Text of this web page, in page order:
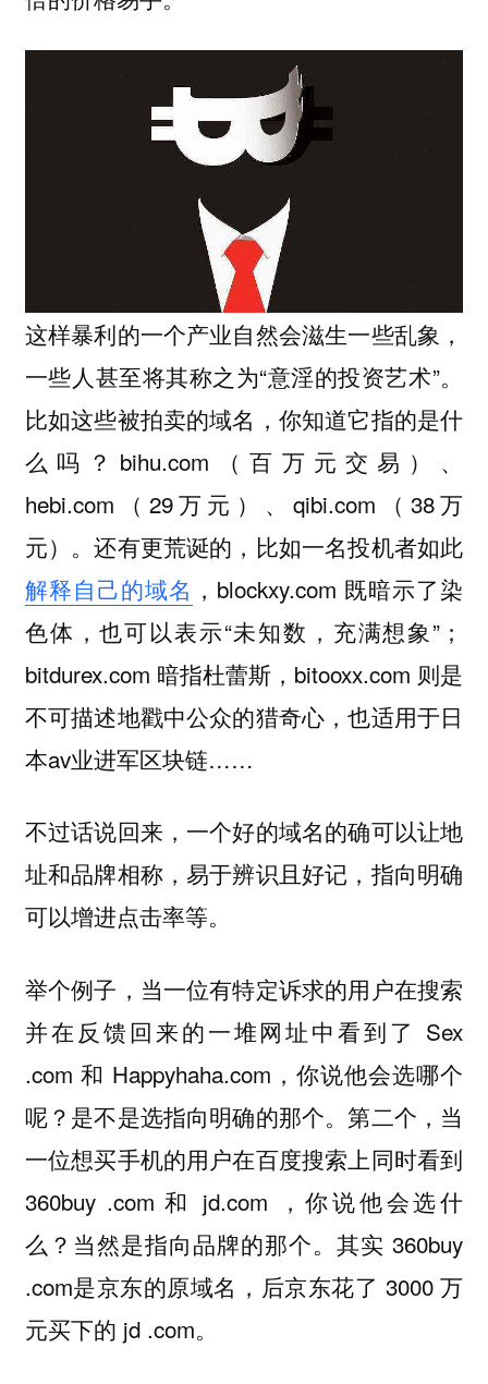
这样暴利的一个产业自然会滋生一些乱象，
一些人甚至将其称之为“意淫的投资艺术”。
比如这些被拍卖的域名，你知道它指的是什
么吗？bihu.com（百万元交易）、
hebi.com（29万元）、qibi.com（38万
元）。还有更荒诞的，比如一名投机者如此
解释自己的域名 ，blockxy.com 既暗示了染
色体，也可以表示“未知数，充满想象”；
bitdurex.com 暗指杜蕾斯，bitooxx.com 则是
不可描述地戳中公众的猎奇心，也适用于日
本av业进军区块链……
不过话说回来，一个好的域名的确可以让地
址和品牌相称，易于辨识且好记，指向明确
可以增进点击率等。
举个例子，当一位有特定诉求的用户在搜索
并在反馈回来的一堆网址中看到了 Sex
.com 和 Happyhaha.com，你说他会选哪个
呢？是不是选指向明确的那个。第二个，当
一位想买手机的用户在百度搜索上同时看到
360buy .com 和 jd.com ，你说他会选什
么？当然是指向品牌的那个。其实 360buy
.com是京东的原域名，后京东花了 3000 万
元买下的 jd .com。